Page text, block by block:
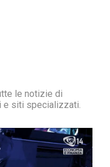
le notizie di
e siti specializzati.